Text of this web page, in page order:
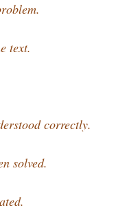
text.
correctly.
solved.